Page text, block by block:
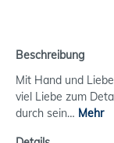
Beschreibung
Mit Hand und
viel Liebe zum
durch sein… Mehr